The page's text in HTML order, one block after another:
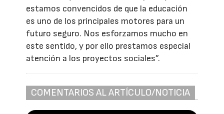
estamos convencidos de que la educación
es uno de los principales motores para un
futuro seguro. Nos esforzamos mucho en
este sentido, y por ello prestamos especial
atención a los proyectos sociales”.
COMENTARIOS AL ARTÍCULO/NOTICIA